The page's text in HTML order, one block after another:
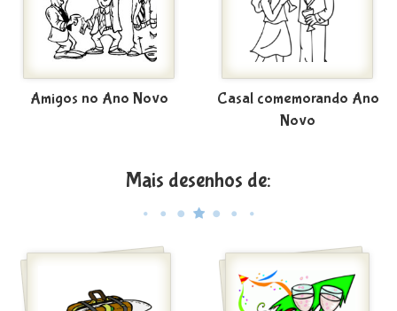
Amigos no Ano Novo
Casal comemorando Ano
Novo
Mais desenhos de: